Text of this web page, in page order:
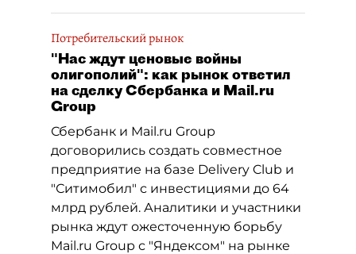
Потребительский рынок
"Нас ждут ценовые войны
олигополий": как рынок ответил
на сделку Сбербанка и Mail.ru
Group
Сбербанк и Mail.ru Group
договорились создать совместное
предприятие на базе Delivery Club и
"Ситимобил" с инвестициями до 64
млрд рублей. Аналитики и участники
рынка ждут ожесточенную борьбу
Mail.ru Group с "Яндексом" на рынке